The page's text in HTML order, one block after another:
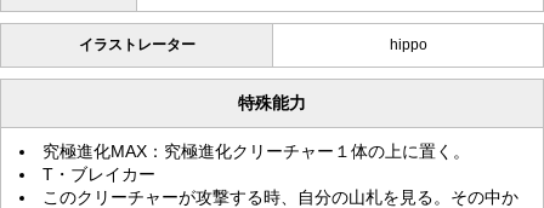
イラストレーター hippo
特殊能力
究極進化MAX：究極進化クリーチャー１体の上に置く。
T・ブレイカー
このクリーチャーが攻撃する時、自分の山札を見る。その中か